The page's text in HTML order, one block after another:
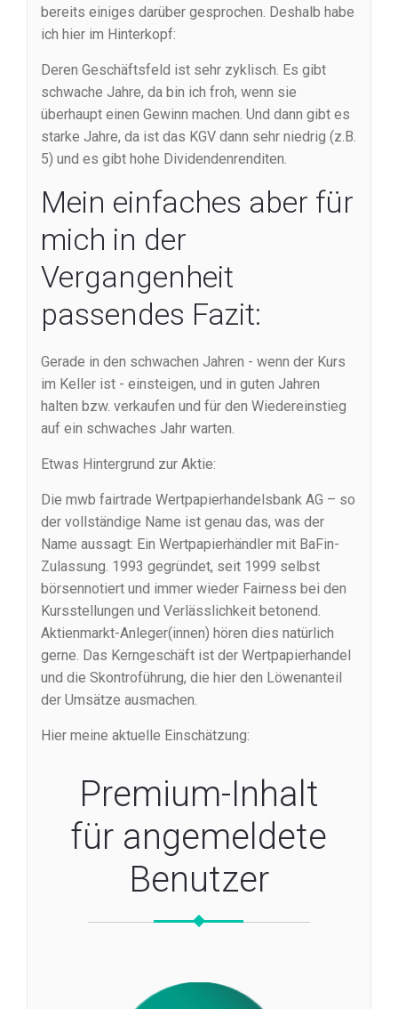
bereits einiges darüber gesprochen. Deshalb habe
ich hier im Hinterkopf:
Deren Geschäftsfeld ist sehr zyklisch. Es gibt
schwache Jahre, da bin ich froh, wenn sie
überhaupt einen Gewinn machen. Und dann gibt es
starke Jahre, da ist das KGV dann sehr niedrig (z.B.
5) und es gibt hohe Dividendenrenditen.
Mein einfaches aber für
mich in der
Vergangenheit
passendes Fazit:
Gerade in den schwachen Jahren - wenn der Kurs
im Keller ist - einsteigen, und in guten Jahren
halten bzw. verkaufen und für den Wiedereinstieg
auf ein schwaches Jahr warten.
Etwas Hintergrund zur Aktie:
Die mwb fairtrade Wertpapierhandelsbank AG – so
der vollständige Name ist genau das, was der
Name aussagt: Ein Wertpapierhändler mit BaFin-
Zulassung. 1993 gegründet, seit 1999 selbst
börsennotiert und immer wieder Fairness bei den
Kursstellungen und Verlässlichkeit betonend.
Aktienmarkt-Anleger(innen) hören dies natürlich
gerne. Das Kerngeschäft ist der Wertpapierhandel
und die Skontroführung, die hier den Löwenanteil
der Umsätze ausmachen.
Hier meine aktuelle Einschätzung:
Premium-Inhalt
für angemeldete
Benutzer